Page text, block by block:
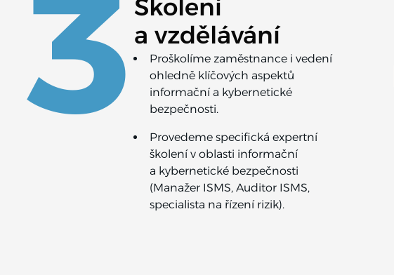
a vzdělávání
Proškolíme zaměstnance i vedení
ohledně klíčových aspektů
informační a kybernetické
bezpečnosti.
Provedeme specifická expertní
školení v oblasti informační
a kybernetické bezpečnosti
(Manažer ISMS, Auditor ISMS,
specialista na řízení rizik).